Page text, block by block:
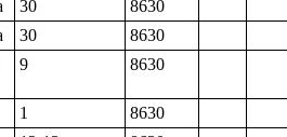
30
8630
30
8630
9 8630
1
8630